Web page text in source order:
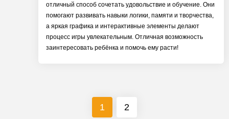
отличный способ сочетать удовольствие и обучение. Они
помогают развивать навыки логики, памяти и творчества,
а яркая графика и интерактивные элементы делают
процесс игры увлекательным. Отличная возможность
заинтересовать ребёнка и помочь ему расти!
1 2